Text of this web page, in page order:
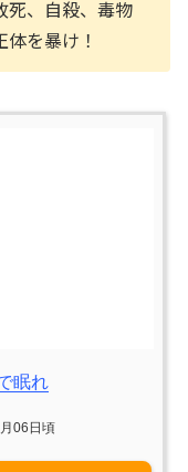
死、自殺、毒物
を暴け！
眠れ
06日頃